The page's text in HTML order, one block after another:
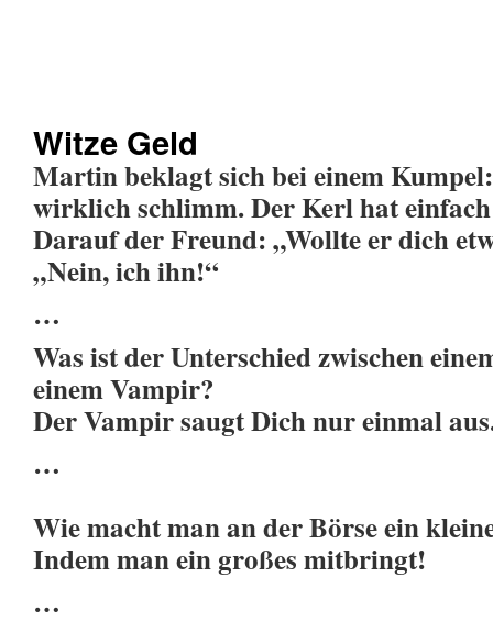
Witze Geld
Martin beklagt sich bei einem
wirklich schlimm. Der Kerl hat
Darauf der Freund: „Wollte er dich
„Nein, ich ihn!“
…
Was ist der Unterschied zwischen
einem Vampir?
Der Vampir saugt Dich nur einmal
…
Wie macht man an der Börse ein
Indem man ein großes mitbringt!
…